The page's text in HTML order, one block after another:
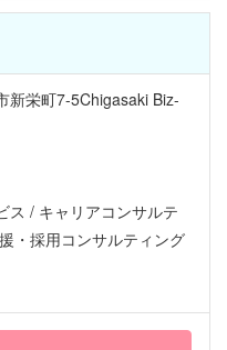
新栄町7-5Chigasaki Biz-
ス / キャリアコンサルテ
・採用コンサルティング